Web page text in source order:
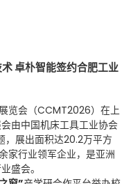
卓朴智能签约合肥工业
览会（CCMT2026）在上
由中国机床工具工业协会
，展出面积达20.2万平方
家行业领军企业，是亚洲
盛会。